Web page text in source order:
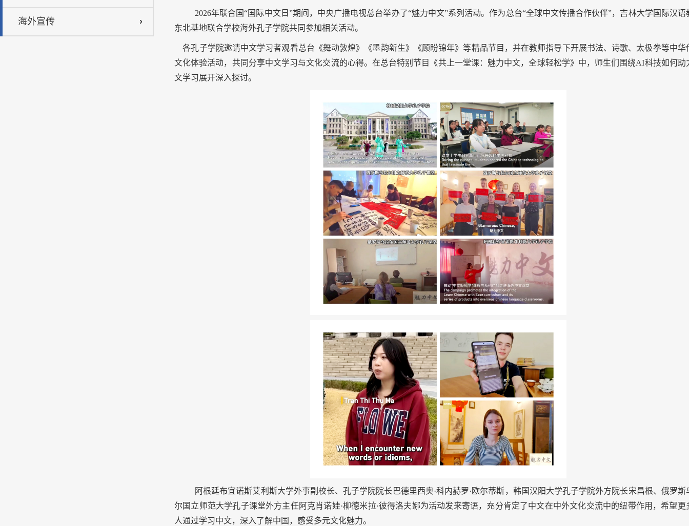
海外宣传
2026年联合国“国际中文日 ”期间，中央广播电视总台举办了“魅力中文”系列活动。作为总台“全球中文传播合作伙伴”，吉林大学国际汉语
东北基地联合学校海外孔子学院共同参加相关活动。
各孔子学院邀请中文学习者观看总台《舞动敦煌》《墨韵新生》《顾盼锦年》等精品节目，并在教师指导下开展书法、诗歌、太极拳等中华
文化体验活动，共同分享中文学习与文化交流的心得。在总台特别节目《共上一堂课：魅力中文，全球轻松学》中，师生们围绕AI科技如何助
文学习展开深入探讨。
阿根廷布宜诺斯艾利斯大学外事副校长、孔子学院院长巴德里西奥·科内赫罗·欧尔蒂斯，韩国汉阳大学孔子学院外方院长宋昌根、俄罗斯
尔国立师范大学孔子课堂外方主任阿克肖诺娃·柳德米拉·彼得洛夫娜为活动发来寄语，充分肯定了中文在中外文化交流中的纽带作用，希望更
人通过学习中文，深入了解中国，感受多元文化魅力。